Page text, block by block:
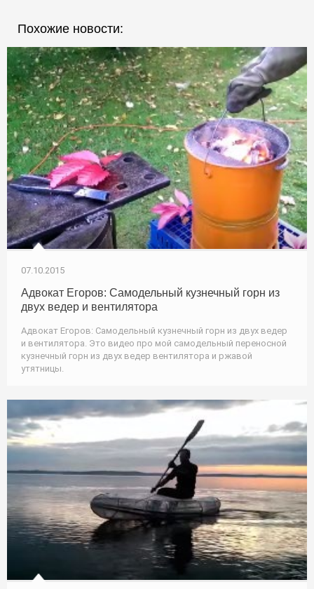
Похожие новости:
07.10.2015
Адвокат Егоров: Самодельный кузнечный горн из
двух ведер и вентилятора
Адвокат Егоров: Самодельный кузнечный горн из двух ведер
и вентилятора. Это видео про мой самодельный переносной
кузнечный горн из двух ведер вентилятора и ржавой
утятницы.